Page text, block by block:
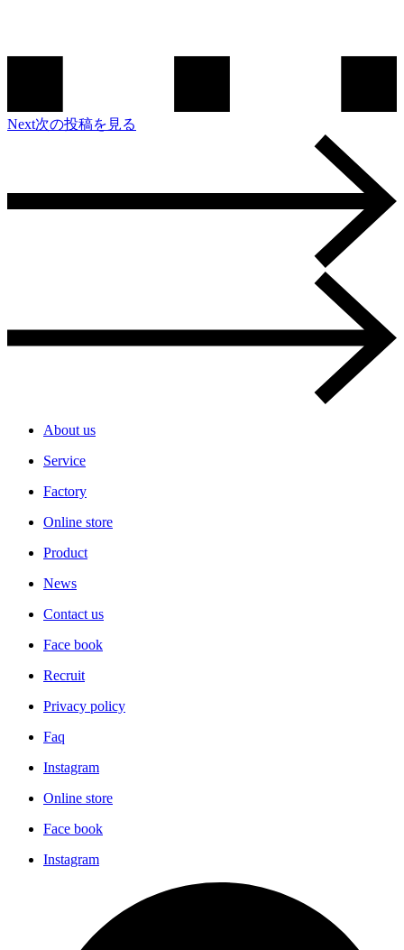
Next次の投稿を見る
About us
Service
Factory
Online store
Product
News
Contact us
Face book
Recruit
Privacy policy
Faq
Instagram
Online store
Face book
Instagram